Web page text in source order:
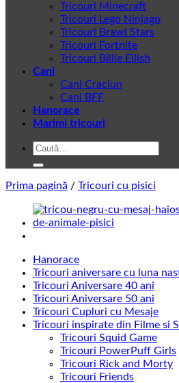
Tricouri Minecraft
Tricouri Lego Ninjago
Tricouri Brawl Stars
Tricouri Fortnite
Tricouri Billie Eilish
Cani
Cani Craciun
Cani BFF
Hanorace
Marimi tricouri
Caută
Prima pagină / Tricouri cu pisici
Hanorace
Tricouri aniversare cu luna
Tricouri Aniversare 40 ani
Tricouri Aniversare 50 ani
Tricouri Cupluri cu Mesaje
Tricouri inspirate din Filme si
Tricouri Squid Game
Tricouri PowerPuff Girls
Tricouri Rick and Morty
Tricouri Friends